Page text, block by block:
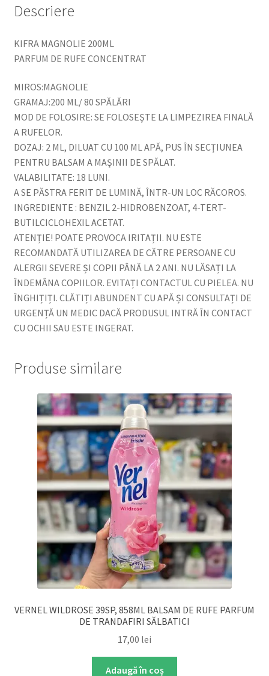
Descriere
KIFRA MAGNOLIE 200ML
PARFUM DE RUFE CONCENTRAT
MIROS:MAGNOLIE
GRAMAJ:200 ML/ 80 SPĂLĂRI
MOD DE FOLOSIRE: SE FOLOSEŞTE LA LIMPEZIREA FINALĂ
A RUFELOR.
DOZAJ: 2 ML, DILUAT CU 100 ML APĂ, PUS ÎN SECȚIUNEA
PENTRU BALSAM A MAŞINII DE SPĂLAT.
VALABILITATE: 18 LUNI.
A SE PĂSTRA FERIT DE LUMINĂ, ÎNTR-UN LOC RĂCOROS.
INGREDIENTE : BENZIL 2-HIDROBENZOAT, 4-TERT-
BUTILCICLOHEXIL ACETAT.
ATENȚIE! POATE PROVOCA IRITAȚII. NU ESTE
RECOMANDATĂ UTILIZAREA DE CĂTRE PERSOANE CU
ALERGII SEVERE ȘI COPII PÂNĂ LA 2 ANI. NU LĂSAȚI LA
ÎNDEMÂNA COPIILOR. EVITAȚI CONTACTUL CU PIELEA. NU
ÎNGHIȚIȚI. CLĂTIȚI ABUNDENT CU APĂ ȘI CONSULTAȚI DE
URGENȚĂ UN MEDIC DACĂ PRODUSUL INTRĂ ÎN CONTACT
CU OCHII SAU ESTE INGERAT.
Produse similare
VERNEL WILDROSE 39SP, 858ML BALSAM DE RUFE PARFUM
DE TRANDAFIRI SĂLBATICI
17,00 lei
Adaugă în coș